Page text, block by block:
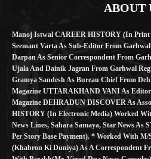
ABOUT
Manoj Istwal CAREER HISTORY (in
Seemant Varta As Sub-Editor From
Darpan As Senior Correspondent From
Ujala And Dainik Jagran From Garhwal
Gramya Sandesh As Bureau Chief From
Magazine UTTARAKHAND VANI As
Magazine DEHRADUN DISCOVER As
HISTORY (in Electronic Media) Worked
News Lines, Sahara Samaya, Star News As
Per Story Base Payment). * Worked With
(Khabron Ki Duniya) As A Correspondent